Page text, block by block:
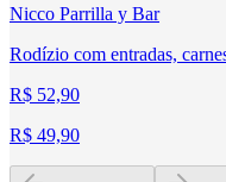
Nicco Parrilla y Bar
Rodízio com entradas,
R$ 52,90
R$ 49,90